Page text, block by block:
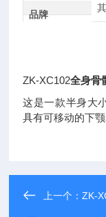
品牌
ZK-XC102全身骨
这是一款半身大
具有可移动的下
上一个：ZK-